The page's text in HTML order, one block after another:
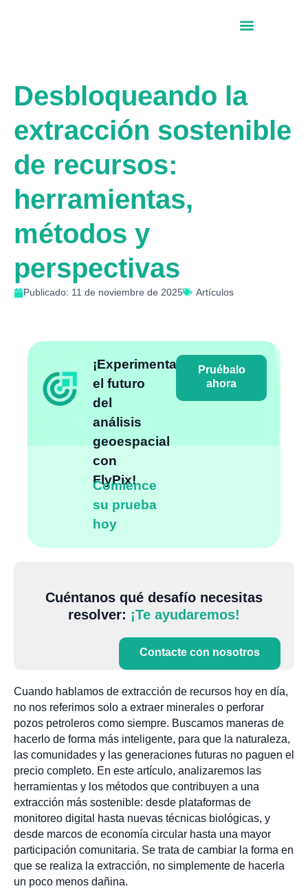
Desbloqueando la
extracción sostenible
de recursos:
herramientas,
métodos y
perspectivas
Publicado: 11 de noviembre de 2025 Artículos
¡Experimenta
el futuro
del
análisis
geoespacial
con
FlyPix!
Comience
su prueba
hoy
Pruébalo
ahora
Cuéntanos qué desafío necesitas
resolver: ¡Te ayudaremos!
Contacte con nosotros
Cuando hablamos de extracción de recursos hoy en día,
no nos referimos solo a extraer minerales o perforar
pozos petroleros como siempre. Buscamos maneras de
hacerlo de forma más inteligente, para que la naturaleza,
las comunidades y las generaciones futuras no paguen el
precio completo. En este artículo, analizaremos las
herramientas y los métodos que contribuyen a una
extracción más sostenible: desde plataformas de
monitoreo digital hasta nuevas técnicas biológicas, y
desde marcos de economía circular hasta una mayor
participación comunitaria. Se trata de cambiar la forma en
que se realiza la extracción, no simplemente de hacerla
un poco menos dañina.